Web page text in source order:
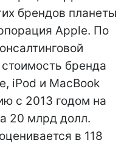
брендов планеты
Apple. По
бренда
iPod и MacBook
с 2013 годом на
20 млрд долл.
в 118